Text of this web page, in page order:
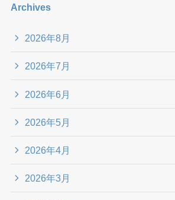
Archives
2026年8月
2026年7月
2026年6月
2026年5月
2026年4月
2026年3月